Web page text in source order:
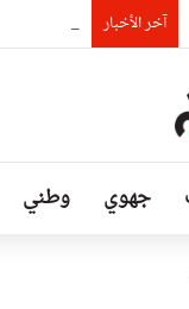
آخر الأخبار رئيس حكومة
جهوي وطني